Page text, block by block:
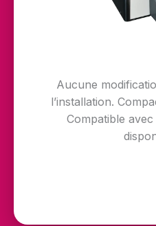
Aucune
l’installation.
Compatible